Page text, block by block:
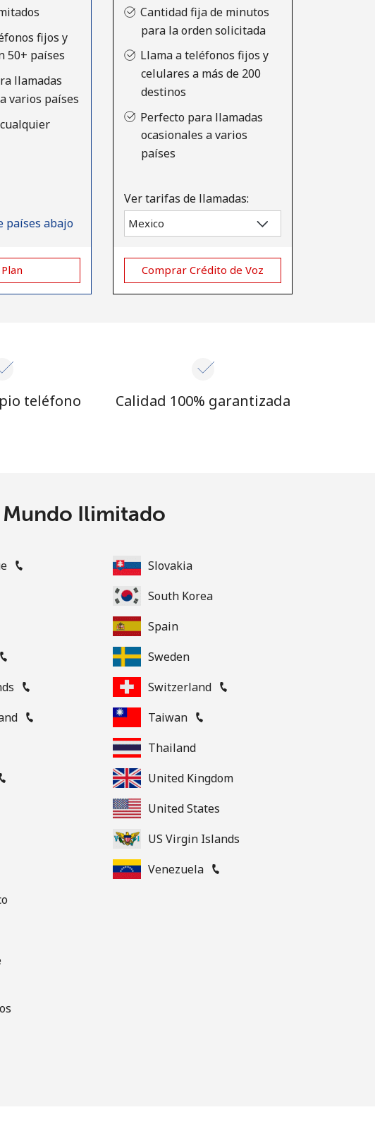
→
fijos y
50+ países
llamadas
varios países
países abajo
Cantidad fija de minutos
para la orden solicitada
Llama a teléfonos fijos y
celulares a más de 200
destinos
Perfecto para llamadas
ocasionales a varios
países
Ver tarifas de llamadas:
Comprar Crédito de Voz
teléfono Calidad 100% garantizada
Mundo Ilimitado
Slovakia
South Korea
Spain
Sweden
Switzerland
Taiwan
Thailand
United Kingdom
United States
US Virgin Islands
Venezuela